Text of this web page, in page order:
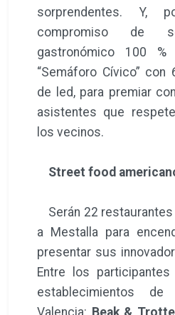
sorprendentes. Y,
compromiso de
gastronómico 100
“Semáforo Cívico”
de led, para premiar
asistentes que
los vecinos.
Street food
Serán 22
a Mestalla para
presentar sus
Entre los
establecimientos
Valencia: Beak &